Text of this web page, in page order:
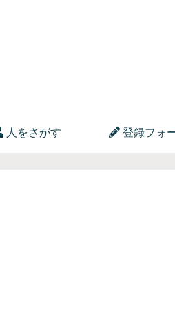
人をさがす 登録フォ